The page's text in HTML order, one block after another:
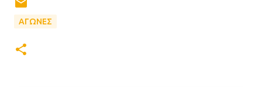
ΑΓΩΝΕΣ